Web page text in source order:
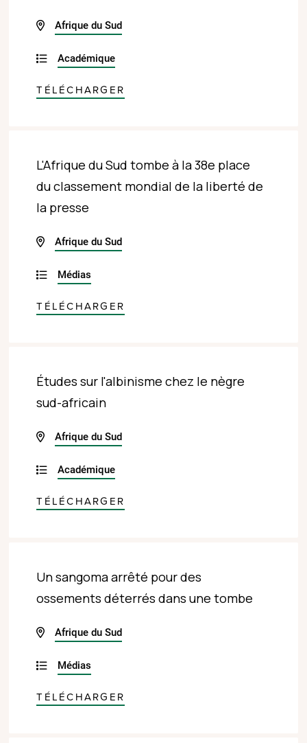
Afrique du Sud
Académique
TÉLÉCHARGER
L'Afrique du Sud tombe à la 38e place
du classement mondial de la liberté de
la presse
Afrique du Sud
Médias
TÉLÉCHARGER
Études sur l'albinisme chez le nègre
sud-africain
Afrique du Sud
Académique
TÉLÉCHARGER
Un sangoma arrêté pour des
ossements déterrés dans une tombe
Afrique du Sud
Médias
TÉLÉCHARGER